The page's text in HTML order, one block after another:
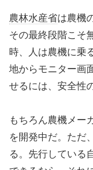
農林水産省は農機
その最終段階こそ
時、人は農機に乗
地からモニター画
せるには、安全性
もちろん農機メー
を開発中だ。ただ
る。先行している